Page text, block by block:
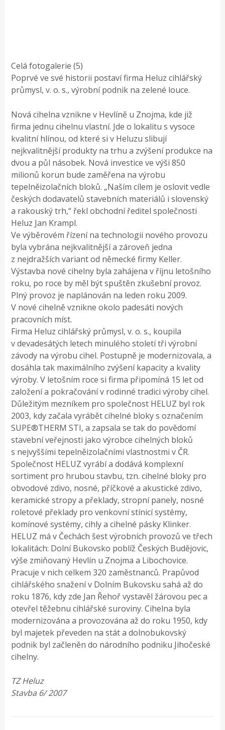
Celá fotogalerie (5)
Poprvé ve své historii postaví firma Heluz cihlářský
průmysl, v. o. s., výrobní podnik na zelené louce.
Nová cihelna vznikne v Hevlíně u Znojma, kde již
firma jednu cihelnu vlastní. Jde o lokalitu s vysoce
kvalitní hlínou, od které si v Heluzu slibují
nejkvalitnější produkty na trhu a zvýšení produkce na
dvou a půl násobek. Nová investice ve výši 850
milionů korun bude zaměřena na výrobu
tepelněizolačních bloků. „Naším cílem je oslovit vedle
českých dodavatelů stavebních materiálů i slovenský
a rakouský trh,“ řekl obchodní ředitel společnosti
Heluz Jan Krampl.
Ve výběrovém řízení na technologii nového provozu
byla vybrána nejkvalitnější a zároveň jedna
z nejdražších variant od německé firmy Keller.
Výstavba nové cihelny byla zahájena v říjnu letošního
roku, po roce by měl být spuštěn zkušební provoz.
Plný provoz je naplánován na leden roku 2009.
V nové cihelně vznikne okolo padesáti nových
pracovních míst.
Firma Heluz cihlářský průmysl, v. o. s., koupila
v devadesátých letech minulého století tři výrobní
závody na výrobu cihel. Postupně je modernizovala, a
dosáhla tak maximálního zvýšení kapacity a kvality
výroby. V letošním roce si firma připomíná 15 let od
založení a pokračování v rodinné tradici výroby cihel.
Důležitým mezníkem pro společnost HELUZ byl rok
2003, kdy začala vyrábět cihelné bloky s označením
SUPE®THERM STI, a zapsala se tak do povědomí
stavební veřejnosti jako výrobce cihelných bloků
s nejvyššími tepelněizolačními vlastnostmi v ČR.
Společnost HELUZ vyrábí a dodává komplexní
sortiment pro hrubou stavbu, tzn. cihelné bloky pro
obvodové zdivo, nosné, příčkové a akustické zdivo,
keramické stropy a překlady, stropní panely, nosné
roletové překlady pro venkovní stínicí systémy,
komínové systémy, cihly a cihelné pásky Klinker.
HELUZ má v Čechách šest výrobních provozů ve třech
lokalitách: Dolní Bukovsko poblíž Českých Budějovic,
výše zmiňovaný Hevlín u Znojma a Libochovice.
Pracuje v nich celkem 320 zaměstnanců. Prapůvod
cihlářského snažení v Dolním Bukovsku sahá až do
roku 1876, kdy zde Jan Řehoř vystavěl žárovou pec a
otevřel těžebnu cihlářské suroviny. Cihelna byla
modernizována a provozována až do roku 1950, kdy
byl majetek převeden na stát a dolnobukovský
podnik byl začleněn do národního podniku Jihočeské
cihelny.
TZ Heluz
Stavba 6/ 2007